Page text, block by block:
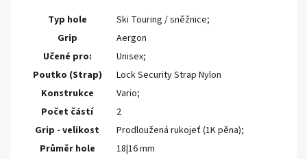
Typ hole
Ski Touring / sněžnice;
Grip
Aergon
Učené pro:
Unisex;
Poutko (Strap)
Lock Security Strap Nylon
Konstrukce
Vario;
Počet částí
2
Grip - velikost
Prodloužená rukojeť (1K pěna);
Průměr hole
18|16 mm